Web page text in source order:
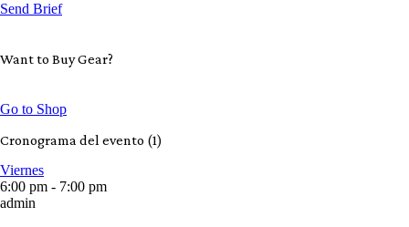
Send Brief
Want to Buy Gear?
Go to Shop
Cronograma del evento (1)
Viernes
6:00 pm - 7:00 pm
admin